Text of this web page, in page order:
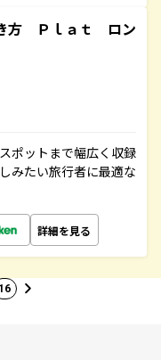
方 Ｐｌａｔ ロン
ポットまで幅広く収録
みたい旅行者に最適な
詳細を見る
16